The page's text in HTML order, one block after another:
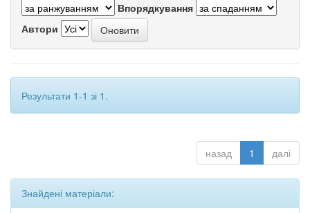
Впорядкування
Автори
Результати 1-1 зі 1.
назад 1 далі
Знайдені матеріали: